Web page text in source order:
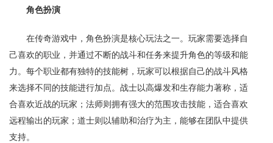
角色扮演
在传奇游戏中，角色扮演是核心玩法之一。玩家需要选择自
己喜欢的职业，并通过不断的战斗和任务来提升角色的等级和能
力。每个职业都有独特的技能树，玩家可以根据自己的战斗风格
来选择不同的技能进行加点。战士以高爆发和生存能力著称，适
合喜欢近战的玩家；法师则拥有强大的范围攻击技能，适合喜欢
远程输出的玩家；道士则以辅助和治疗为主，能够在团队中提供
支持。